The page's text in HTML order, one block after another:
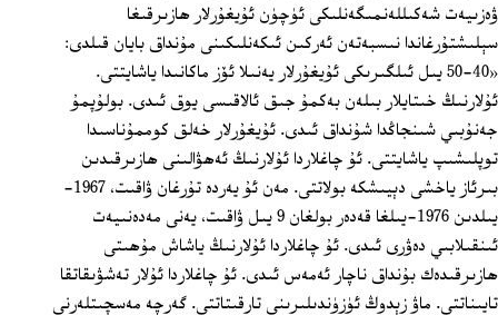
ۋەزىيەت شەكىللەنمىگەنلىكى ئۈچۈن ئۇيغۇرلار ھازىرقىغا
سېلىشتۇرغاندا نىسبەتەن ئەركىن ئىكەنلىكىنى مۇنداق بايان قىلدى:
«40-50 يىل ئىلگىرىكى ئۇيغۇرلار يەنىلا ئۆز ماكانىدا ياشايتتى.
ئۇلارنىڭ خىتايلار بىلەن بەكمۇ جىق ئالاقىسى يوق ئىدى. بولۇپمۇ
جەنۇبىي شىنجاڭدا شۇنداق ئىدى. ئۇيغۇرلار خەلق كوممۇناسىدا
توپلىشىپ ياشايتتى. ئۇ چاغلاردا ئۇلارنىڭ ئەھۋالىنى ھازىرقىدىن
بىرئاز ياخشى دېيىشكە بولاتتى. مەن ئۇ يەردە تۇرغان ۋاقىت، 1967-
يىلدىن 1976-يىلغا قەدەر بولغان 9 يىل ۋاقىت، يەنى مەدەنىيەت
ئىنقىلابىي دەۋرى ئىدى. ئۇ چاغلاردا ئۇلارنىڭ ياشاش مۇھىتى
ھازىرقىدەك بۇنداق ناچار ئەمەس ئىدى. ئۇ چاغلاردا ئۇلار تەشۋىقاتقا
تايىناتتى. ماۋ زېدوڭ ئۈزۈندىلىرىنى تارقىتاتتى. گەرچە مەسچىتلەرنى